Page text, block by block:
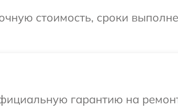
стоимость, сроки
гарантию на